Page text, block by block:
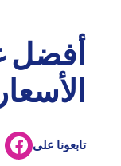
أفضل
تابعونا على